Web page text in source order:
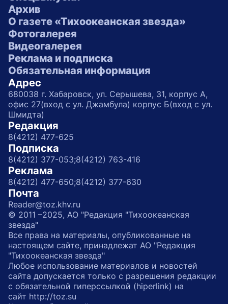
Архив
О газете «Тихоокеанская звезда»
Фотогалерея
Видеогалерея
Реклама и подписка
Обязательная информация
Адрес
680038 г. Хабаровск, ул. Серышева, 31, корпус А,
офис 27(вход с ул. Джамбула) корпус Б(вход с ул.
Шмидта)
Редакция
8(4212) 477-625
Подписка
8(4212) 377-053;8(4212) 763-416
Реклама
8(4212) 477-650;8(4212) 377-630
Почта
Reader@toz.khv.ru
© 2011 –2025, АО "Редакция "Тихоокеанская
звезда"
Все права на материалы, опубликованные на
настоящем сайте, принадлежат АО "Редакция
"Тихоокеанская звезда"
Любое использование материалов и новостей
сайта допускается только с разрешения редакции
с обязательной гиперссылкой (hiperlink) на
сайт http://toz.su